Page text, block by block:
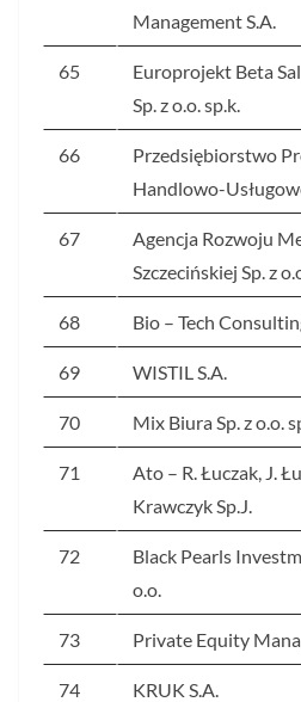
Management S.A.
65
Europrojekt Beta
Sp. z o.o. sp.k.
66
Przedsiębiorstwo
Handlowo-
67
Agencja Rozwoju
Szczecińskiej Sp. z
68 Bio – Tech
69 WISTIL S.A.
70 Mix Biura Sp. z o.o.
71
Ato – R. Łuczak, J.
Krawczyk Sp.J.
72
Black Pearls
o.o.
73 Private Equity
74 KRUK S.A.